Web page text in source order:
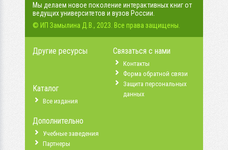
Мы делаем новое поколение интерактивных книг от
ведущих университетов и вузов России.
© ИП Замылина Д.В., 2023. Все права защищены.
Другие ресурсы
Каталог
Все издания
Дополнительно
Учебные заведения
Партнеры
Связаться с нами
Контакты
Форма обратной связи
Защита персональных
данных